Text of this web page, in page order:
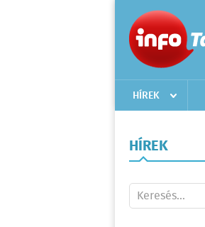
HÍREK
HÍREK